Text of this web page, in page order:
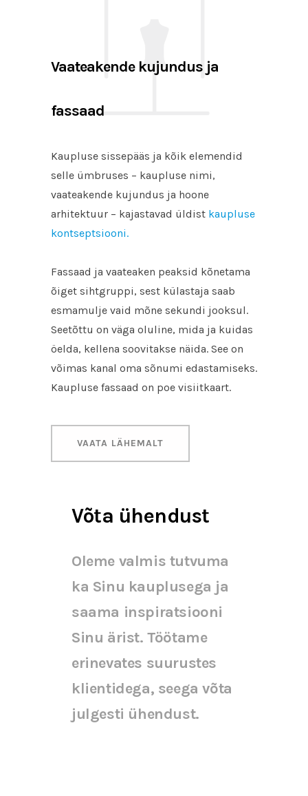
Vaateakende kujundus ja
fassaad
Kaupluse sissepääs ja kõik elemendid
selle ümbruses – kaupluse nimi,
vaateakende kujundus ja hoone
arhitektuur – kajastavad üldist kaupluse
kontseptsiooni.
Fassaad ja vaateaken peaksid kõnetama
õiget sihtgruppi, sest külastaja saab
esmamulje vaid mõne sekundi jooksul.
Seetõttu on väga oluline, mida ja kuidas
öelda, kellena soovitakse näida. See on
võimas kanal oma sõnumi edastamiseks.
Kaupluse fassaad on poe visiitkaart.
VAATA LÄHEMALT
Võta ühendust
Oleme valmis tutvuma
ka Sinu kauplusega ja
saama inspiratsiooni
Sinu ärist. Töötame
erinevates suurustes
klientidega, seega võta
julgesti ühendust.